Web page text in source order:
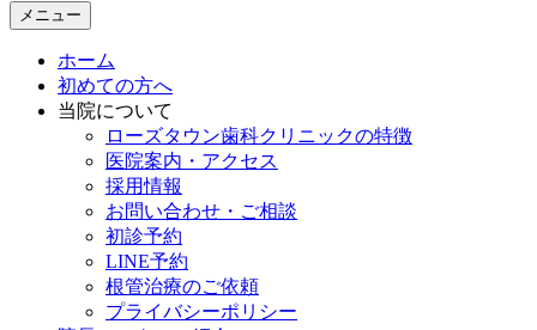
メニュー
ホーム
初めての方へ
当院について
ローズタウン歯科クリニックの特徴
医院案内・アクセス
採用情報
お問い合わせ・ご相談
初診予約
LINE予約
根管治療のご依頼
プライバシーポリシー